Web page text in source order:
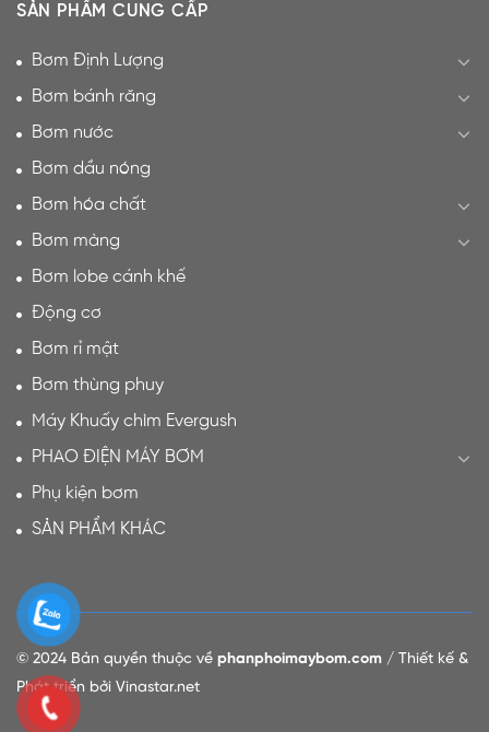
SẢN PHẨM CUNG CẤP
Bơm Định Lượng
Bơm bánh răng
Bơm nước
Bơm dầu nóng
Bơm hóa chất
Bơm màng
Bơm lobe cánh khế
Động cơ
Bơm rỉ mật
Bơm thùng phuy
Máy Khuấy chìm Evergush
PHAO ĐIỆN MÁY BƠM
Phụ kiện bơm
SẢN PHẨM KHÁC
© 2024 Bản quyền thuộc về phanphoimaybom.com/ Thiết kế &
Phát triển bởi Vinastar.net